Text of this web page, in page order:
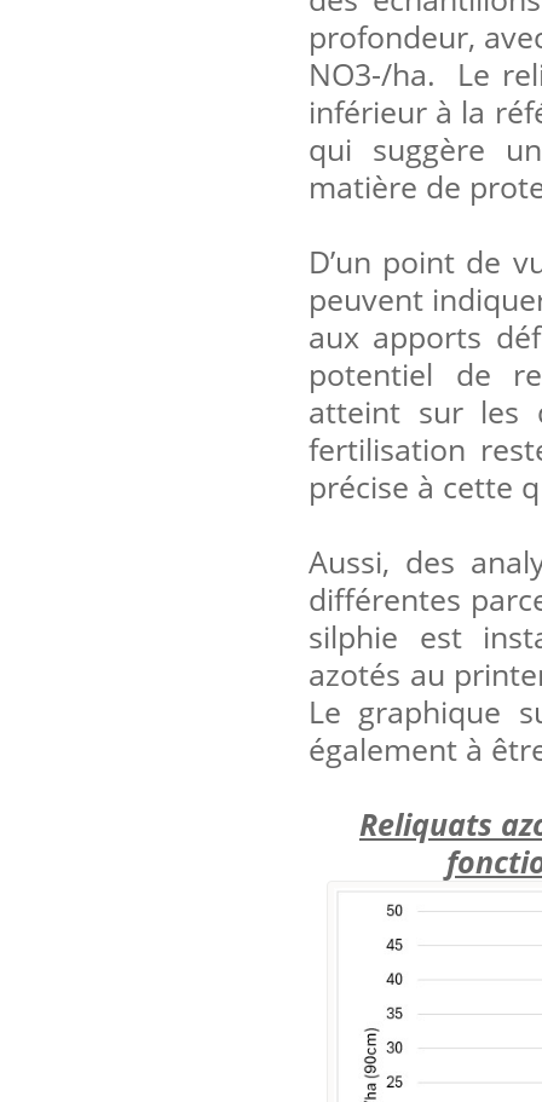
profondeur,
NO3-/ha. Le
inférieur à la
qui suggère
matière de
D’un point de
peuvent
aux apports
potentiel de
atteint sur les
fertilisation
précise à cette
Aussi, des
différentes
silphie est
azotés au
Le graphique
également à
Reliquats